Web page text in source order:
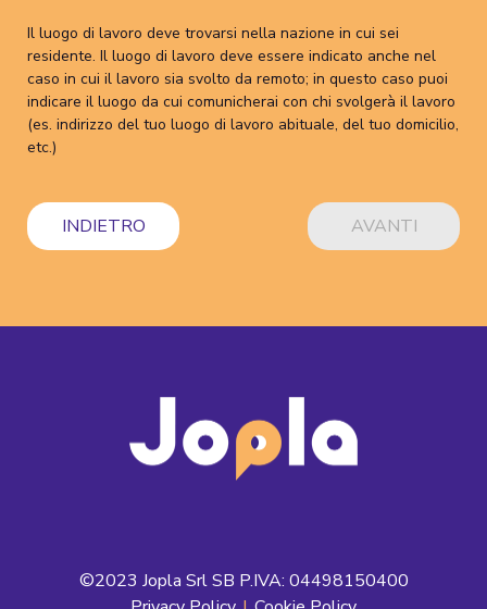
Il luogo di lavoro deve trovarsi nella nazione in cui sei
residente. Il luogo di lavoro deve essere indicato anche nel
caso in cui il lavoro sia svolto da remoto; in questo caso puoi
indicare il luogo da cui comunicherai con chi svolgerà il lavoro
(es. indirizzo del tuo luogo di lavoro abituale, del tuo domicilio,
etc.)
AVANTI
INDIETRO
©2023 Jopla Srl SB P.IVA: 04498150400